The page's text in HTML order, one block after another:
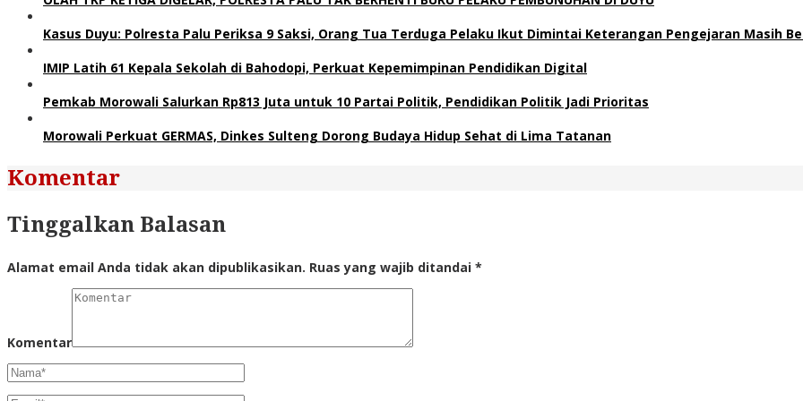
Kasus Duyu: Polresta Palu Periksa 9 Saksi, Orang Tua Terduga Pelaku Ikut Dimintai Keterangan Pengejaran Masih
IMIP Latih 61 Kepala Sekolah di Bahodopi, Perkuat Kepemimpinan Pendidikan Digital
Pemkab Morowali Salurkan Rp813 Juta untuk 10 Partai Politik, Pendidikan Politik Jadi Prioritas
Morowali Perkuat GERMAS, Dinkes Sulteng Dorong Budaya Hidup Sehat di Lima Tatanan
Komentar
Tinggalkan Balasan
Alamat email Anda tidak akan dipublikasikan. Ruas yang wajib ditandai *
Komentar